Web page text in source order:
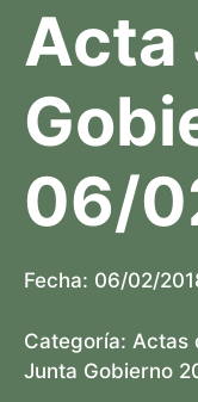
Acta
06/
Fecha: 06/02/
Categoría: Actas
Junta Gobierno